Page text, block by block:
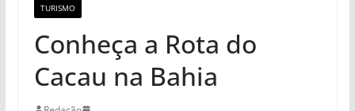
TURISMO
Conheça a Rota do
Cacau na Bahia